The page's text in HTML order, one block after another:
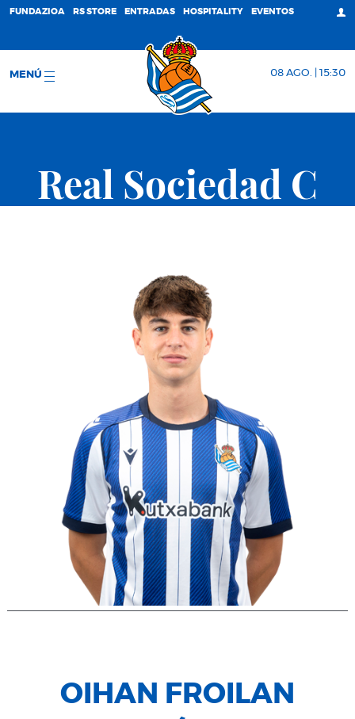
FUNDAZIOA RS STORE ENTRADAS HOSPITALITY EVENTOS
MENÚ 08 AGO. | 15:30
Real Sociedad C
OIHAN FROILAN